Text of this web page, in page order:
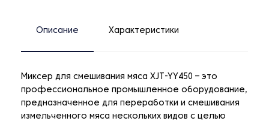
Описание Характеристики
Миксер для смешивания мяса XJT-YY450 – это
профессиональное промышленное оборудование,
предназначенное для переработки и смешивания
измельченного мяса нескольких видов с целью